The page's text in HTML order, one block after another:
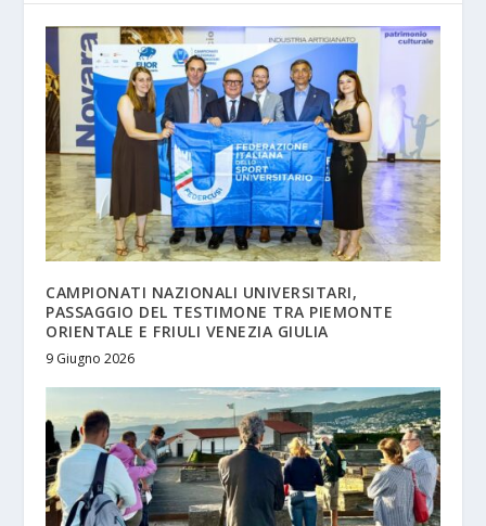
CAMPIONATI NAZIONALI UNIVERSITARI,
PASSAGGIO DEL TESTIMONE TRA PIEMONTE
ORIENTALE E FRIULI VENEZIA GIULIA
9 Giugno 2026